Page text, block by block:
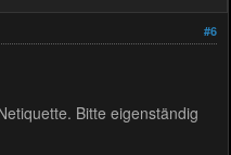
#6
Bitte eigenständig